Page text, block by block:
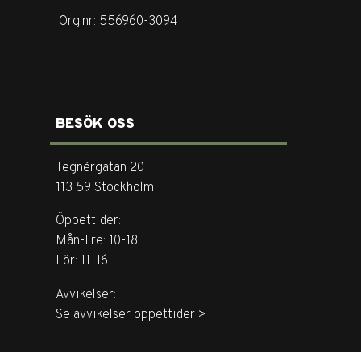
Org.nr: 556960-3094
BESÖK OSS
Tegnérgatan 20
113 59 Stockholm
Öppettider:
Mån-Fre: 10-18
Lör: 11-16
Avvikelser:
Se avvikelser öppettider >